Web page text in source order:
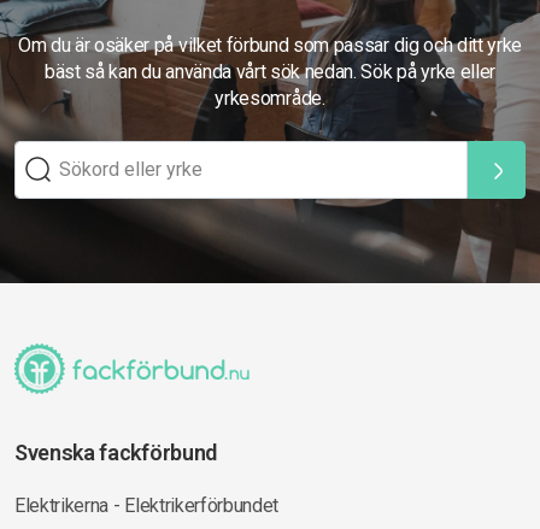
Om du är osäker på vilket förbund som passar dig och ditt yrke
bäst så kan du använda vårt sök nedan. Sök på yrke eller
yrkesområde.
Svenska fackförbund
Elektrikerna - Elektrikerförbundet